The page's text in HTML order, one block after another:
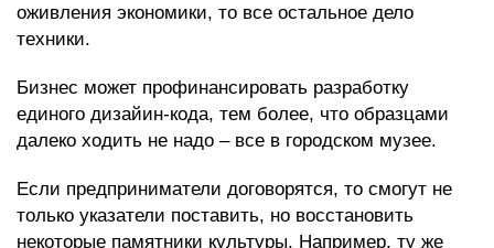
оживления экономики, то все остальное дело
техники.
Бизнес может профинансировать разработку
единого дизайин-кода, тем более, что образцами
далеко ходить не надо – все в городском музее.
Если предприниматели договорятся, то смогут не
только указатели поставить, но восстановить
некоторые памятники культуры. Например, ту же